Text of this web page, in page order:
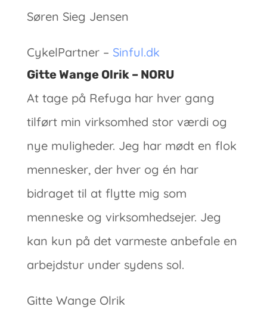
Søren Sieg Jensen
CykelPartner – Sinful.dk
Gitte Wange Olrik – NORU
At tage på Refuga har hver gang
tilført min virksomhed stor værdi og
nye muligheder. Jeg har mødt en flok
mennesker, der hver og én har
bidraget til at flytte mig som
menneske og virksomhedsejer. Jeg
kan kun på det varmeste anbefale en
arbejdstur under sydens sol.
Gitte Wange Olrik